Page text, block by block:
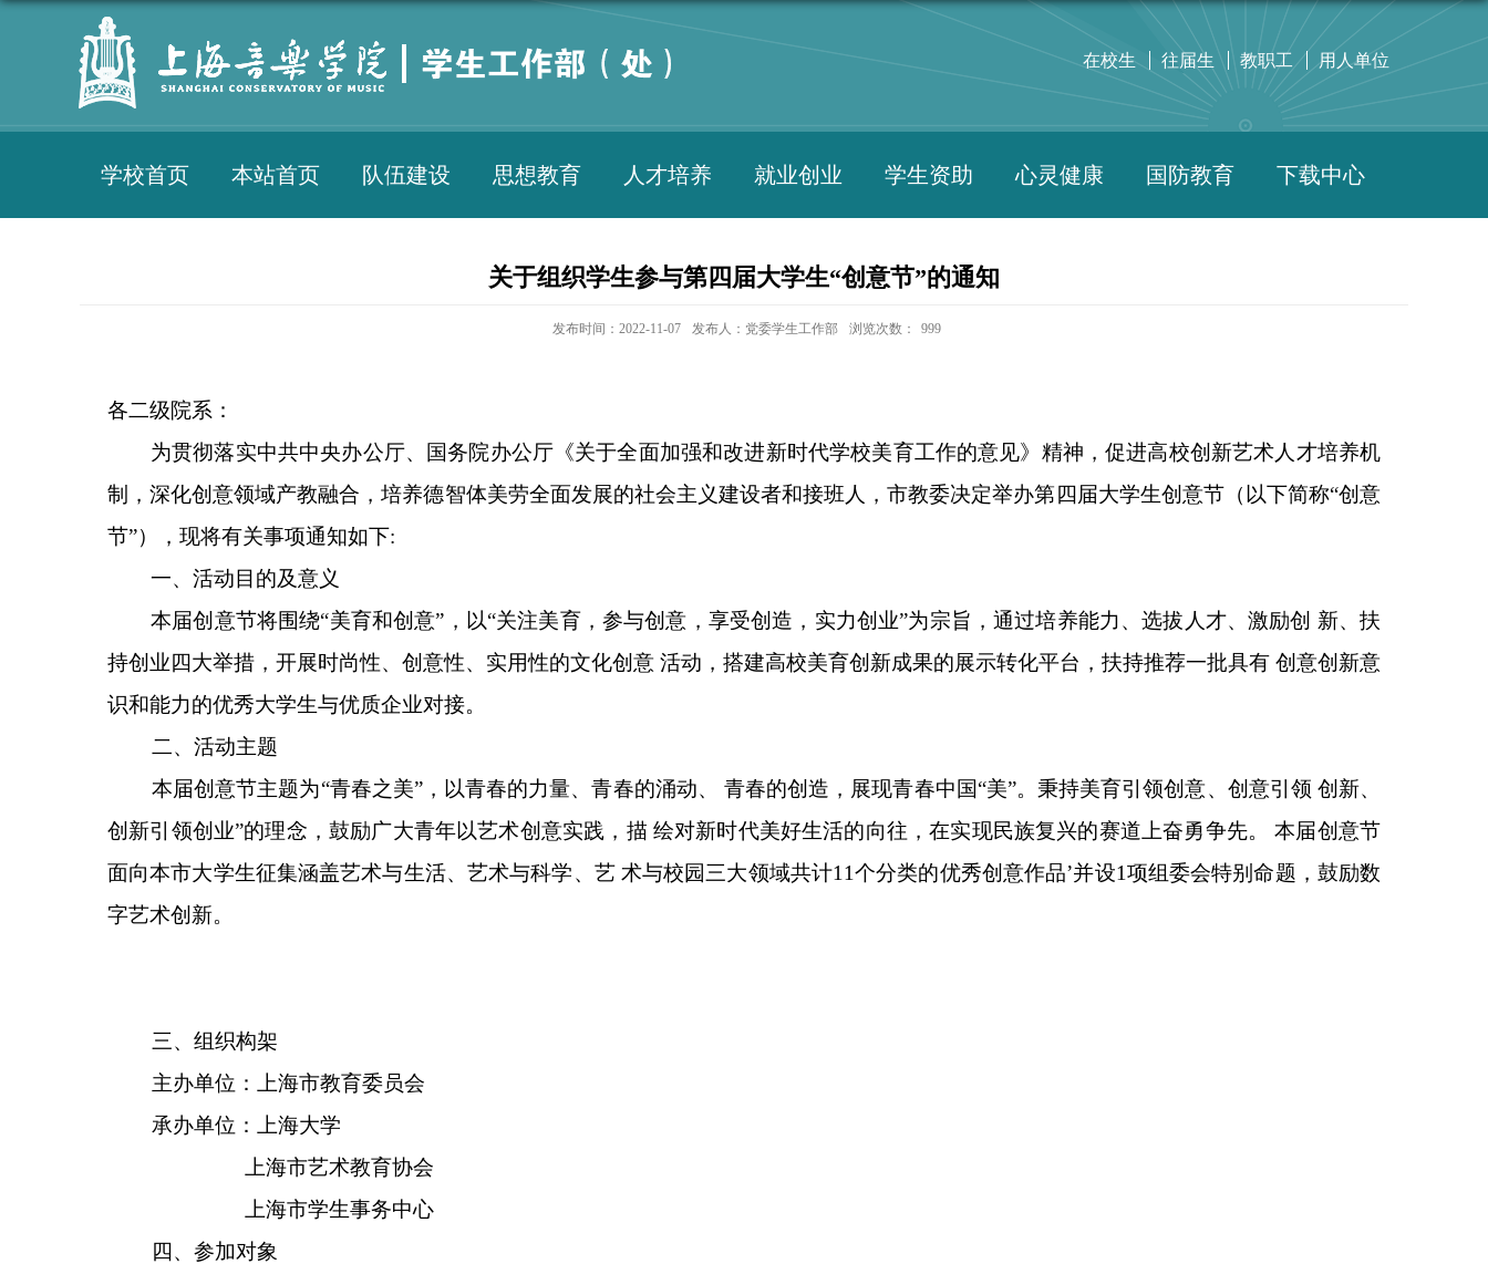
在校生 往届生 教职工 用人单位
学校首页 本站首页 队伍建设 思想教育 人才培养 就业创业 学生资助 心灵健康 国防教育 下载中心
关于组织学生参与第四届大学生“创意节”的通知
发布时间：2022-11-07 发布人：党委学生工作部 浏览次数： 999
各二级院系 ：
为贯彻落实中共中央办公厅、国务院办公厅《关于全面加强和改进新时代学校美育工作的意见》精神，促进高校创新艺术人才培养机
制，深化创意领域产教融合，培养德智体美劳全面发展的社会主义建设者和接班人，市教委决定举办第四届大学生创意节（以下简称“创意
节”），现将有关事项通知如下:
一、活动目的及意义
本届创意节将围绕“美育和创意”，以“关注美育，参与创意， 享受创造，实力创业”为宗旨，通过培养能力、选拔人才、激励创 新、扶
持创业四大举措，开展时尚性、创意性、实用性的文化创意 活动，搭建高校美育创新成果的展示转化平台，扶持推荐一批具有 创意创新意
识和能力的优秀大学生与优质企业对接。
二、 活动主题
本届创意节主题为“青春之美”，以青春的力量、青春的涌动、 青春的创造，展现青春中国“美”。秉持美育引领创意、创意引领 创新、
创新引领创业”的理念，鼓励广大青年以艺术创意实践，描 绘对新时代美好生活的向往，在实现民族复兴的赛道上奋勇争先。 本届创意节
面向本市大学生征集涵盖艺术与生活、艺术与科学、艺 术与校园三大领域共计11个分类的优秀创意作品’并设1项组委会特别命题，鼓励数
字艺术创新。
三、 组织构架
主办单位：上海市教育委员会
承办单位：上海大学
上海市艺术教育协会
上海市学生事务中心
四 、 参加对象